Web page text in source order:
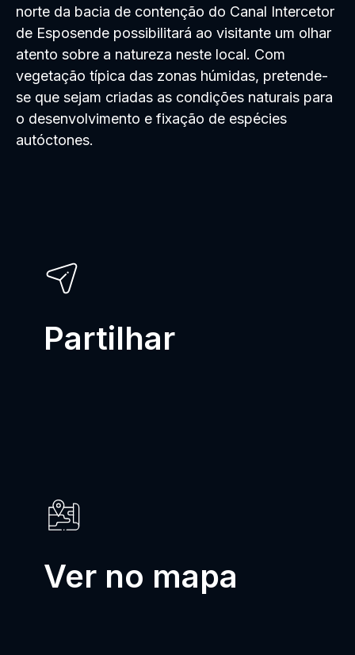
norte da bacia de contenção do Canal Intercetor
de Esposende possibilitará ao visitante um olhar
atento sobre a natureza neste local. Com
vegetação típica das zonas húmidas, pretende-
se que sejam criadas as condições naturais para
o desenvolvimento e fixação de espécies
autóctones.
Partilhar
Ver no mapa